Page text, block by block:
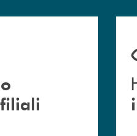
delle filiali
filiali